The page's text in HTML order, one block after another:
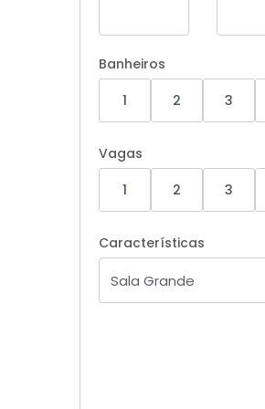
Banheiros
1
2 3
Vagas
1
2 3
Características